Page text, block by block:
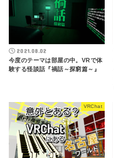
2021.08.02
今度のテーマは部屋の中。VRで体
験する怪談話『禍話～探窮篇～』
VRChat